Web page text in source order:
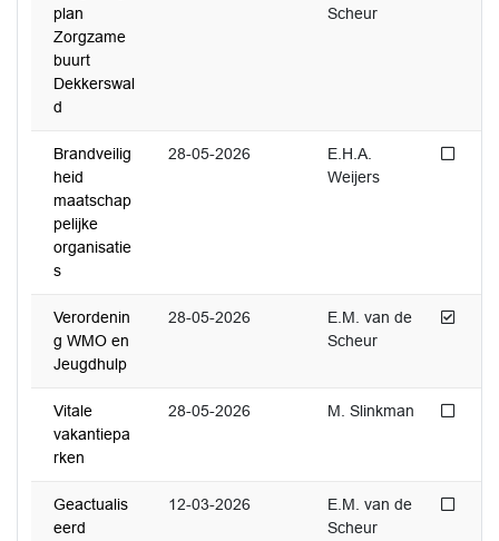
plan
Zorgzame
buurt
Dekkerswal
d
Scheur
Brandveilig
heid
maatschap
pelijke
organisatie
s
28-05-2026
E.H.A.
Weijers
Niet
Verordenin
g WMO en
Jeugdhulp
28-05-2026
E.M. van de
Scheur
Vitale
vakantiepa
rken
28-05-2026 M. Slinkman Niet
Geactualis
eerd
12-03-2026
E.M. van de
Scheur
Niet